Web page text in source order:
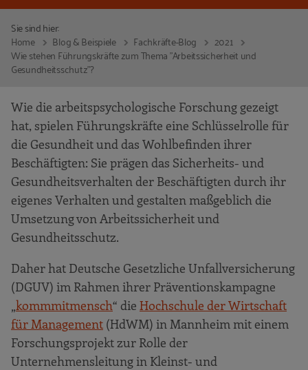
Sie sind hier:
Home
Blog & Beispiele Fachkräfte-Blog
2021
Wie stehen Führungskräfte zum Thema "Arbeitssicherheit und
Gesundheitsschutz"?
Wie die arbeitspsychologische Forschung gezeigt
hat, spielen Führungskräfte eine Schlüsselrolle für
die Gesundheit und das Wohlbefinden ihrer
Beschäftigten: Sie prägen das Sicherheits- und
Gesundheitsverhalten der Beschäftigten durch ihr
eigenes Verhalten und gestalten maßgeblich die
Umsetzung von Arbeitssicherheit und
Gesundheitsschutz.
Daher hat Deutsche Gesetzliche Unfallversicherung
(DGUV) im Rahmen ihrer Präventionskampagne
kommmitmensch“ die Hochschule der Wirtschaft
für Management (HdWM) in Mannheim mit einem
Forschungsprojekt zur Rolle der
Unternehmensleitung in Kleinst- und